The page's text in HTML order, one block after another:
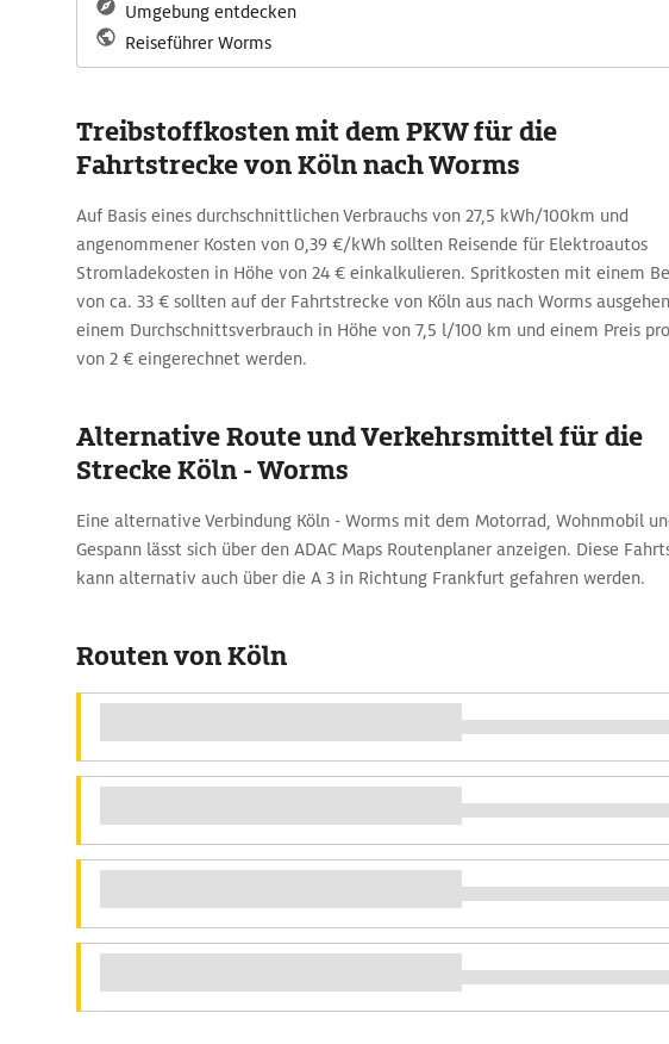
Umgebung entdecken
Reiseführer Worms
Treibstoffkosten mit dem PKW für die
Fahrtstrecke von Köln nach Worms
Auf Basis eines durchschnittlichen Verbrauchs von 27,5 kWh/100km und
angenommener Kosten von 0,39 €/kWh sollten Reisende für Elektroautos
Stromladekosten in Höhe von 24 € einkalkulieren. Spritkosten mit einem
von ca. 33 € sollten auf der Fahrtstrecke von Köln aus nach Worms
einem Durchschnittsverbrauch in Höhe von 7,5 l/100 km und einem Preis
von 2 € eingerechnet werden.
Alternative Route und Verkehrsmittel für die
Strecke Köln - Worms
Eine alternative Verbindung Köln - Worms mit dem Motorrad, Wohnmobil
Gespann lässt sich über den ADAC Maps Routenplaner anzeigen. Diese
kann alternativ auch über die A 3 in Richtung Frankfurt gefahren werden.
Routen von Köln